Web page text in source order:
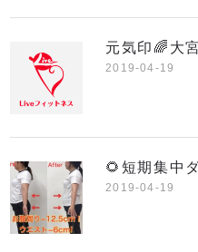
元気印🌈大
2019-04-19
🌻短期集中
2019-04-19